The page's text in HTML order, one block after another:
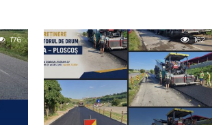
176 162